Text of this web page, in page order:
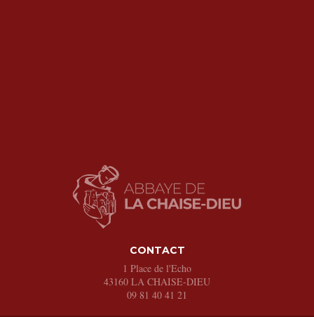
CONTACT
1 Place de l'Echo
43160 LA CHAISE-DIEU
09 81 40 41 21